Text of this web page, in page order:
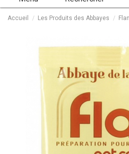
Accueil Les Produits des Abbayes